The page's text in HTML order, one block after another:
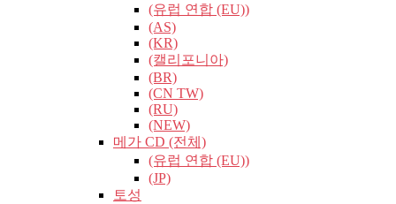
(유럽​​ 연합 (EU))
(AS)
(KR)
(캘리포니아)
(BR)
(CN TW)
(RU)
(NEW)
메가 CD (전체)
(유럽​​ 연합 (EU))
(JP)
토성